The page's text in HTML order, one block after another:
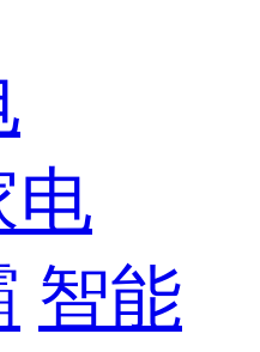
电
智能